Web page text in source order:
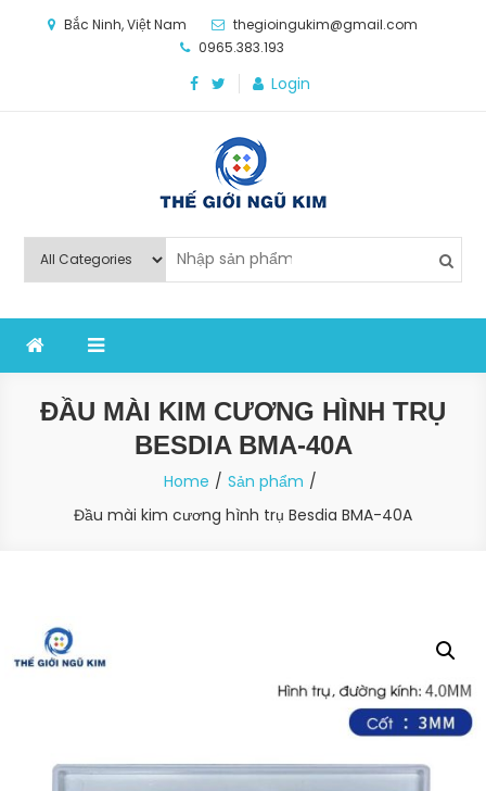
Bắc Ninh, Việt Nam
thegioingukim@gmail.com
0965.383.193
Login
Thế Giới Ngũ Kim
nghiệp sản xuất
ĐẦU MÀI KIM CƯƠNG HÌNH TRỤ
BESDIA BMA-40A
Home
Sản phẩm
Đầu mài kim cương hình trụ Besdia BMA-40A